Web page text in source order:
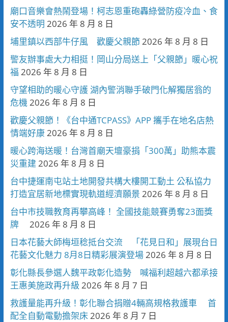
廟口音樂會熱鬧登場！柯志恩重砲轟綠營防疫冷血、食
安不透明 2026 年 8 月 8 日
埔里鎮以西部牛仔風 歡慶父親節2026 年 8 月 8 日
警友辦事處大力相挺！岡山分局送上「父親節」暖心祝
福 2026 年 8 月 8 日
守望相助的暖心守護 湖內警消聯手破門化解獨居翁的
危機2026 年 8 月 8 日
歡慶父親節！《台中通TCPASS》APP 攜手在地名店熱
情端好康2026 年 8 月 8 日
暖心跨海送暖！台灣首廟天壇豪捐「300萬」助熊本震
災重建 2026 年 8 月 8 日
台中捷運南屯站土地開發共構大樓開工動土 公私協力
打造宜居新地標實現軌道經濟願景 2026 年 8 月 8 日
台中市技職教育再攀高峰！ 全國技能競賽勇奪23面獎
牌
2026 年 8 月 8 日
日本花藝大師梅垣稔抵台交流 「花見日和」展現台日
花藝文化魅力 8月8日精彩展演登場2026 年 8 月 8 日
彰化縣長參選人魏平政彰化造勢 喊福利超越六都承接
王惠美施政再升級 2026 年 8 月 7 日
救護量能再升級！彰化聯合捐贈4輛高規格救護車 首
配全自動電動擔架床2026 年 8 月 7 日